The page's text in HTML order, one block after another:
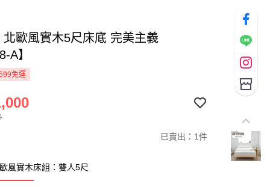
北歐風實木5尺床底 完美主義
A】
免運
已賣出：1件
風實木床組：雙人5尺